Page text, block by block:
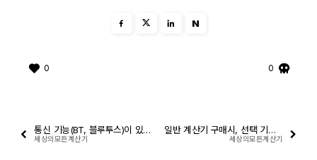
N
0 0
통신 기능(BT, 블루투스)이 있는 일반 계산기
세상의모든계산기
일반 계산기 구매시, 선택 기준. 추천 모델.
세상의모든계산기